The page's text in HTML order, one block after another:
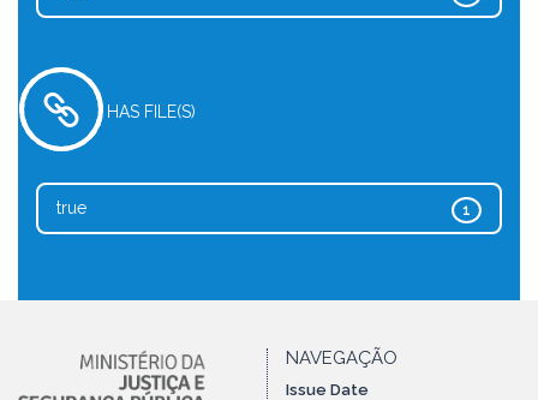
HAS FILE(S)
1
true
NAVEGAÇÃO
Issue Date